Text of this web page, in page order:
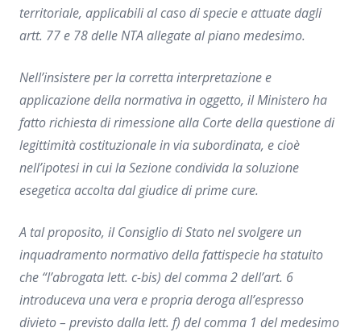
territoriale, applicabili al caso di specie e attuate dagli
artt. 77 e 78 delle NTA allegate al piano medesimo.
Nell’insistere per la corretta interpretazione e
applicazione della normativa in oggetto, il Ministero ha
fatto richiesta di rimessione alla Corte della questione di
legittimità costituzionale in via subordinata, e cioè
nell’ipotesi in cui la Sezione condivida la soluzione
esegetica accolta dal giudice di prime cure.
A tal proposito, il Consiglio di Stato nel svolgere un
inquadramento normativo della fattispecie ha statuito
che “l’abrogata lett. c-bis) del comma 2 dell’art. 6
introduceva una vera e propria deroga all’espresso
divieto – previsto dalla lett. f) del comma 1 del medesimo